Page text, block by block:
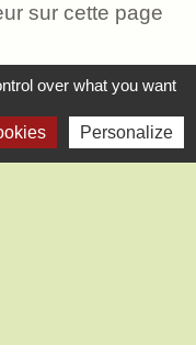
sur cette page
over what you want
Personalize